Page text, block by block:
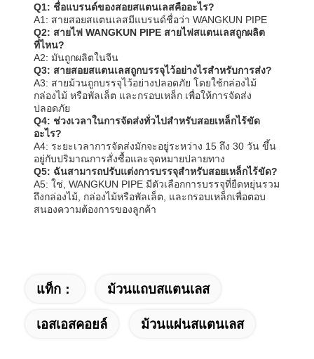
Q1: ชื่อแบรนด์ของสอยสแตนเลสคืออะไร?
A1: สายสอยสแตนเลสมีแบรนด์ชื่อว่า WANGKUN PIPE
Q2: สายไฟ WANGKUN PIPE สายไฟสแตนเลสถูกผลิต
ที่ไหน?
A2: มันถูกผลิตในจีน
Q3: สายสอยสแตนเลสถูกบรรจุไว้อย่างไรสําหรับการส่ง?
A3: สายม้วนถูกบรรจุไว้อย่างปลอดภัย โดยใช้กล่องไม้
กล่องไม้ หรือพัลเล็ต และกรอบเหล็ก เพื่อให้การจัดส่ง
ปลอดภัย
Q4: ช่วงเวลาในการจัดส่งทั่วไปสําหรับสอยเหล็กไร้ขัด
อะไร?
A4: ระยะเวลาการจัดส่งมักจะอยู่ระหว่าง 15 ถึง 30 วัน ขึ้น
อยู่กับปริมาณการสั่งซื้อและจุดหมายปลายทาง
Q5: ฉันสามารถปรับแต่งการบรรจุสําหรับสอยเหล็กไร้ขัด?
A5: ใช่, WANGKUN PIPE มีตัวเลือกการบรรจุที่ยืดหยุ่นรวม
ถึงกล่องไม้, กล่องไม้หรือพัลเล็ต, และกรอบเหล็กเพื่อตอบ
สนองความต้องการของลูกค้า
แท็ก： ม้วนแถบสแตนเลส
เอสเอสคอยล์ ม้วนแผ่นสแตนเลส